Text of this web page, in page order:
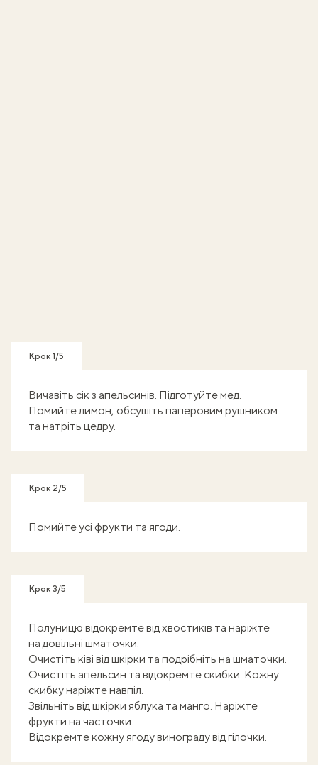
Крок 1/5
Вичавіть сік з апельсинів. Підготуйте мед.
Помийте лимон, обсушіть паперовим рушником
та натріть цедру.
Крок 2/5
Помийте усі фрукти та ягоди.
Крок 3/5
Полуницю відокремте від хвостиків та наріжте
на довільні шматочки.
Очистіть ківі від шкірки та подрібніть на шматочки.
Очистіть апельсин та відокремте скибки. Кожну
скибку наріжте навпіл.
Звільніть від шкірки яблука та манго. Наріжте
фрукти на часточки.
Відокремте кожну ягоду винограду від гілочки.